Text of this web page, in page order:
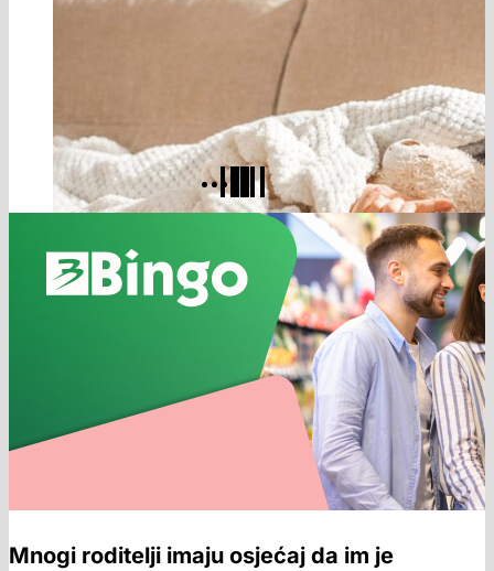
Mnogi roditelji imaju osjećaj da im je